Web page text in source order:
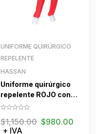
UNIFORME QUIRÚRGICO
REPELENTE
HASSAN
Uniforme quirúrgico
repelente ROJO con
cierre para dama
$1,150.00 $980.00
+ IVA